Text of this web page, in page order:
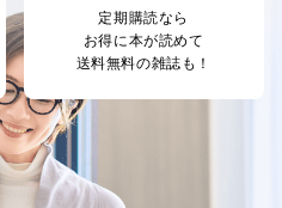
商品配送のため
企業及びお客様がご購入され
品の発売元企業からのｅメー
による商品、
ビス、キャンペーン等の広告
るご案内のため
のサービス利用状況の把握お
その分析のため
定期購読なら
お得に本が読めて
送料無料の雑誌も！